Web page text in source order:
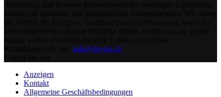
info@dzytig.ch
Anzeigen
Kontakt
Allgemeine Geschäftsbedingungen